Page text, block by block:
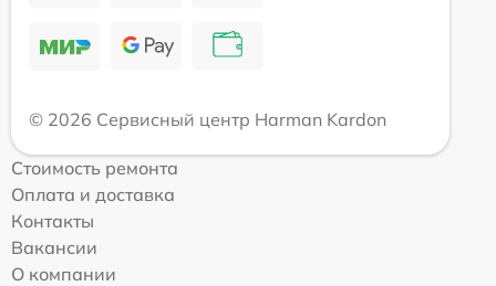
© 2026 Сервисный центр Harman Kardon
Стоимость ремонта
Оплата и доставка
Контакты
Вакансии
О компании